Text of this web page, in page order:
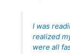
I was
realized
were all